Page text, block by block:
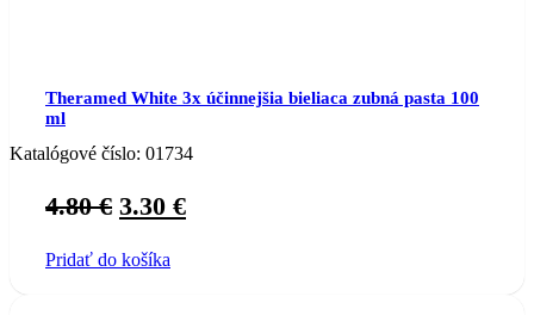
Theramed White 3x účinnejšia bieliaca zubná pasta 100
ml
Katalógové číslo: 01734
4.80€ Original
was:
3.30 €Current
Pridať do košíka